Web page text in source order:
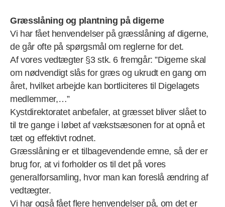
Græsslåning og plantning på digerne
Vi har fået henvendelser på græsslåning af digerne,
de går ofte på spørgsmål om reglerne for det.
Af vores vedtægter §3 stk. 6 fremgår: ”Digerne skal
om nødvendigt slås for græs og ukrudt en gang om
året, hvilket arbejde kan bortliciteres til Digelagets
medlemmer,…”
Kystdirektoratet anbefaler, at græsset bliver slået to
til tre gange i løbet af vækstsæsonen for at opnå et
tæt og effektivt rodnet.
Græsslåning er et tilbagevendende emne, så der er
brug for, at vi forholder os til det på vores
generalforsamling, hvor man kan foreslå ændring af
vedtægter.
Vi har også fået flere henvendelser på, om det er